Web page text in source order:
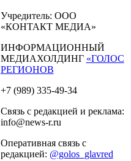
Учредитель: ООО
«КОНТАКТ МЕДИА»
ИНФОРМАЦИОННЫЙ
МЕДИАХОЛДИНГ «ГОЛОС
РЕГИОНОВ
+7 (989) 335-49-34
Связь с редакцией и реклама:
info@news-r.ru
Оперативная связь с
редакцией: @golos_glavred